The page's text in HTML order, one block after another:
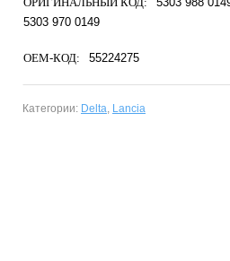
5303 970 0149
OEM-КОД: 55224275
Категории: Delta, Lancia